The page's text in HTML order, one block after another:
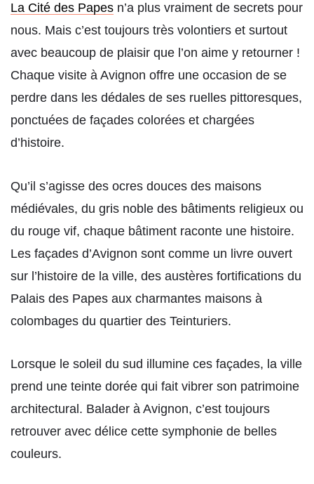
La Cité des Papes n’a plus vraiment de secrets pour
nous. Mais c’est toujours très volontiers et surtout
avec beaucoup de plaisir que l’on aime y retourner !
Chaque visite à Avignon offre une occasion de se
perdre dans les dédales de ses ruelles pittoresques,
ponctuées de façades colorées et chargées
d’histoire.
Qu’il s’agisse des ocres douces des maisons
médiévales, du gris noble des bâtiments religieux ou
du rouge vif, chaque bâtiment raconte une histoire.
Les façades d’Avignon sont comme un livre ouvert
sur l’histoire de la ville, des austères fortifications du
Palais des Papes aux charmantes maisons à
colombages du quartier des Teinturiers.
Lorsque le soleil du sud illumine ces façades, la ville
prend une teinte dorée qui fait vibrer son patrimoine
architectural. Balader à Avignon, c’est toujours
retrouver avec délice cette symphonie de belles
couleurs.